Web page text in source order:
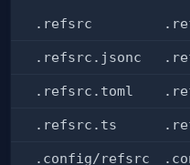
.refsrc
.refsrc.jsonc
.refsrc.toml
.refsrc.ts
.config/refsrc